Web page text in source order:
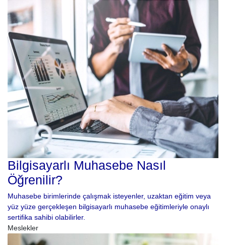
Bilgisayarlı Muhasebe Nasıl
Öğrenilir?
Muhasebe birimlerinde çalışmak isteyenler, uzaktan eğitim veya
yüz yüze gerçekleşen bilgisayarlı muhasebe eğitimleriyle onaylı
sertifika sahibi olabilirler.
Meslekler